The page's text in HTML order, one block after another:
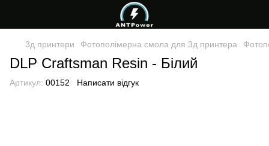
3д принтери Фотополімерна смола для 3д принтера
DLP Craftsman Resin - Білий
Артикул: 00152 Написати відгук